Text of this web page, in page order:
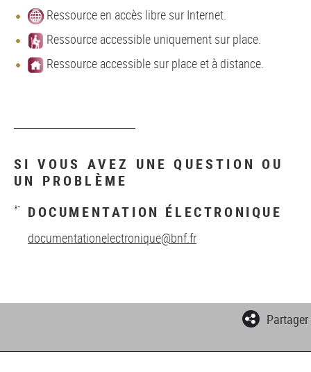
Ressource en accès libre sur Internet.
Ressource accessible uniquement sur place.
Ressource accessible sur place et à distance.
SI VOUS AVEZ UNE QUESTION OU
UN PROBLÈME
DOCUMENTATION ÉLECTRONIQUE
documentationelectronique@bnf.fr
Partager